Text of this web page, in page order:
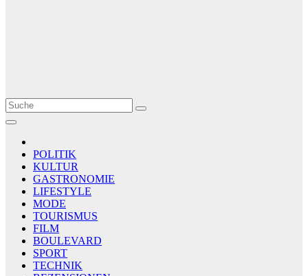
Le Matin
AGENCE DE PRESSE
POLITIK
KULTUR
GASTRONOMIE
LIFESTYLE
MODE
TOURISMUS
FILM
BOULEVARD
SPORT
TECHNIK